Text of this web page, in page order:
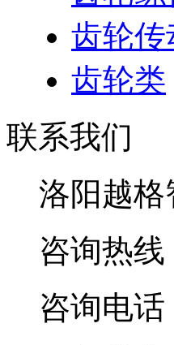
齿轮传
齿轮类
联系我们
洛阳越
咨询热线
咨询电话